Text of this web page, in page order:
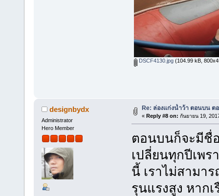
DSCF4130.jpg(104.99 kB,
designbydx
Administrator
Hero Member
Re: ล่องแก่งน้ำว้า ตอนบน ต
« Reply #8 on: กันยายน 19,
ตอนบนก็จะมีชื่
เปลี่ยนทุกปีเพ
นี้ เราไม่สามา
รุนแรงสูง หาก